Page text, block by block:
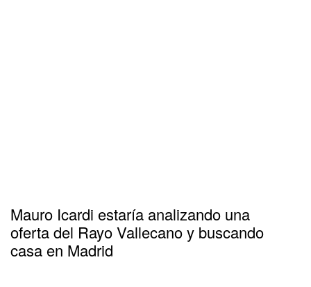
Mauro Icardi estaría analizando una
oferta del Rayo Vallecano y buscando
casa en Madrid